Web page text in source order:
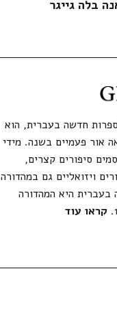
בלה גייגר
חדשה בעברית, הוא
אור פעמיים בשנה. מידי
סיפורים קצרים,
ויזואליים גם במהדורה
בעברית היא המהדורה
קראו עוד